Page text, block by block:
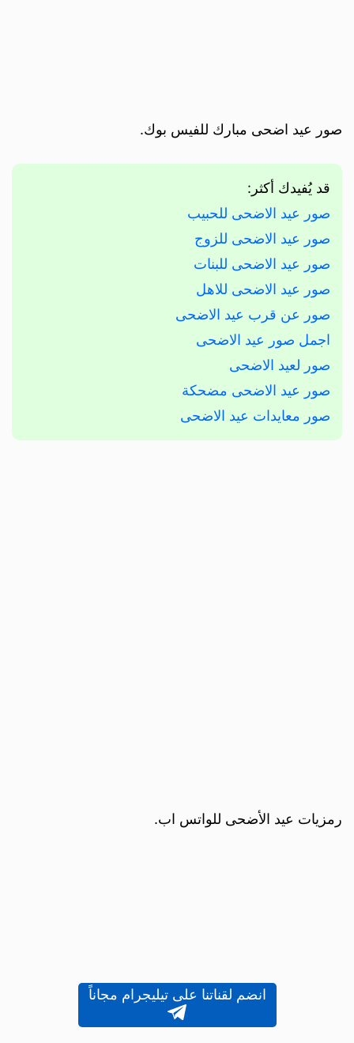
صور عيد اضحى مبارك للفيس بوك.
قد يُفيدك أكثر:
صور عيد الاضحى للحبيب
صور عيد الاضحى للزوج
صور عيد الاضحى للبنات
صور عيد الاضحى للاهل
صور عن قرب عيد الاضحى
اجمل صور عيد الاضحى
صور لعيد الاضحى
صور عيد الاضحى مضحكة
صور معايدات عيد الاضحى
رمزيات عيد الأضحى للواتس اب.
انضم لقناتنا على تيليجرام مجاناً